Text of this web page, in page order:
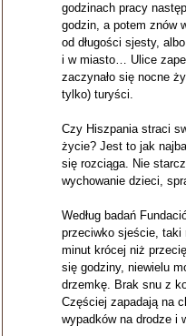
godzinach pracy
godzin, a potem znów
od długości sjesty,
i w miasto… Ulice
zaczynało się nocne
tylko) turyści.
Czy Hiszpania straci
życie? Jest to jak
się rozciąga. Nie
wychowanie dzieci,
Według badań
przeciwko sjeście, taki
minut krócej niż
się godziny, niewielu
drzemkę. Brak snu z
Częściej zapadają na
wypadków na drodze i